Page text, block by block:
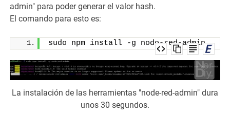
admin" para poder generar el valor hash.
El comando para esto es:
sudo npm install -g nodo-red-admin
La instalación de las herramientas "node-red-admin" dura
unos 30 segundos.